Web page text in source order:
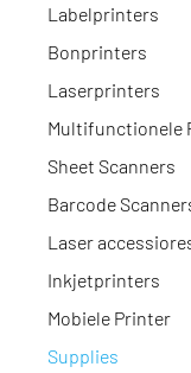
Labelprinters
Bonprinters
Laserprinters
Multifunctionele
Sheet Scanners
Barcode
Laser
Inkjetprinters
Mobiele Printer
Supplies
Canon (B) PG-
Op voorraad ·
21,-